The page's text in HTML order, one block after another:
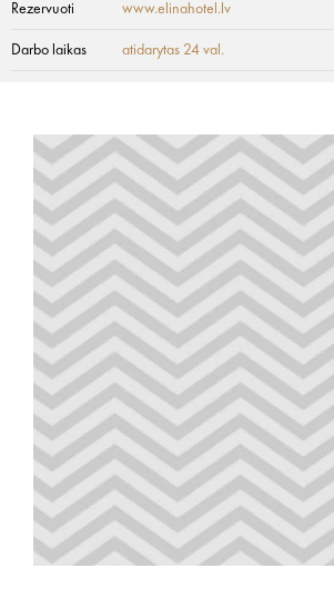
Rezervuoti www.elinahotel.lv
Darbo laikas atidarytas 24 val.